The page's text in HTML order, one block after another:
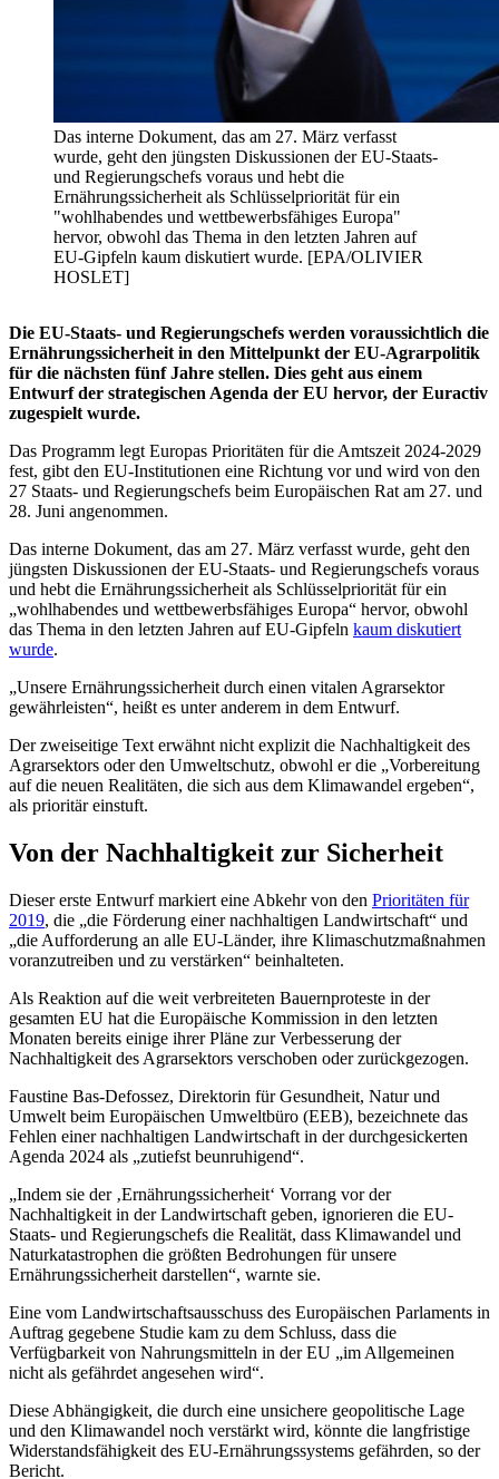
Das interne Dokument, das am 27. März verfasst
wurde, geht den jüngsten Diskussionen der EU-Staats-
und Regierungschefs voraus und hebt die
Ernährungssicherheit als Schlüsselpriorität für ein
"wohlhabendes und wettbewerbsfähiges Europa"
hervor, obwohl das Thema in den letzten Jahren auf
EU-Gipfeln kaum diskutiert wurde. [EPA/OLIVIER
HOSLET]
Die EU-Staats- und Regierungschefs werden voraussichtlich die
Ernährungssicherheit in den Mittelpunkt der EU-Agrarpolitik
für die nächsten fünf Jahre stellen. Dies geht aus einem
Entwurf der strategischen Agenda der EU hervor, der Euractiv
zugespielt wurde.
Das Programm legt Europas Prioritäten für die Amtszeit 2024-2029
fest, gibt den EU-Institutionen eine Richtung vor und wird von den
27 Staats- und Regierungschefs beim Europäischen Rat am 27. und
28. Juni angenommen.
Das interne Dokument, das am 27. März verfasst wurde, geht den
jüngsten Diskussionen der EU-Staats- und Regierungschefs voraus
und hebt die Ernährungssicherheit als Schlüsselpriorität für ein
„wohlhabendes und wettbewerbsfähiges Europa“ hervor, obwohl
das Thema in den letzten Jahren auf EU-Gipfeln kaum diskutiert
wurde.
„Unsere Ernährungssicherheit durch einen vitalen Agrarsektor
gewährleisten“, heißt es unter anderem in dem Entwurf.
Der zweiseitige Text erwähnt nicht explizit die Nachhaltigkeit des
Agrarsektors oder den Umweltschutz, obwohl er die „Vorbereitung
auf die neuen Realitäten, die sich aus dem Klimawandel ergeben“,
als prioritär einstuft.
Von der Nachhaltigkeit zur Sicherheit
Dieser erste Entwurf markiert eine Abkehr von den Prioritäten für
2019, die „die Förderung einer nachhaltigen Landwirtschaft“ und
„die Aufforderung an alle EU-Länder, ihre Klimaschutzmaßnahmen
voranzutreiben und zu verstärken“ beinhalteten.
Als Reaktion auf die weit verbreiteten Bauernproteste in der
gesamten EU hat die Europäische Kommission in den letzten
Monaten bereits einige ihrer Pläne zur Verbesserung der
Nachhaltigkeit des Agrarsektors verschoben oder zurückgezogen.
Faustine Bas-Defossez, Direktorin für Gesundheit, Natur und
Umwelt beim Europäischen Umweltbüro (EEB), bezeichnete das
Fehlen einer nachhaltigen Landwirtschaft in der durchgesickerten
Agenda 2024 als „zutiefst beunruhigend“.
„Indem sie der ‚Ernährungssicherheit‘ Vorrang vor der
Nachhaltigkeit in der Landwirtschaft geben, ignorieren die EU-
Staats- und Regierungschefs die Realität, dass Klimawandel und
Naturkatastrophen die größten Bedrohungen für unsere
Ernährungssicherheit darstellen“, warnte sie.
Eine vom Landwirtschaftsausschuss des Europäischen Parlaments in
Auftrag gegebene Studie kam zu dem Schluss, dass die
Verfügbarkeit von Nahrungsmitteln in der EU „im Allgemeinen
nicht als gefährdet angesehen wird“.
Diese Abhängigkeit, die durch eine unsichere geopolitische Lage
und den Klimawandel noch verstärkt wird, könnte die langfristige
Widerstandsfähigkeit des EU-Ernährungssystems gefährden, so der
Bericht.